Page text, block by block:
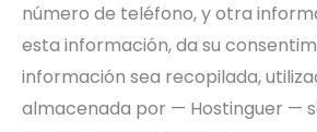
número de teléfono, y otra
esta información, da su
información sea recopilada,
almacenada por — Hostinguer —